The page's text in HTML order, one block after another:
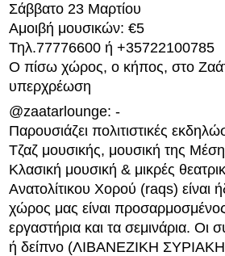
Σάββατο 23 Μαρτίου
Αμοιβή μουσικών: €5
Τηλ.77776600 ή +35722100785
Ο πίσω χώρος, ο κήπος, στο
υπερχρέωση
@zaatarlounge: -
Παρουσιάζει πολιτιστικές
Τζαζ μουσικής, μουσική της
Κλασική μουσική & μικρές
Ανατολίτικου Χορού (raqs) είναι
χώρος μας είναι προσαρμοσμένος
εργαστήρια και τα σεμινάρια. Οι
ή δείπνο (ΛΙΒΑΝΕΖΙΚΗ